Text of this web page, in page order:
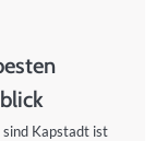
sind Kapstadt ist